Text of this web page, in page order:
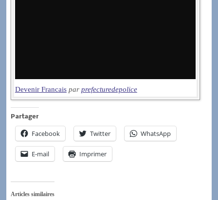
Devenir Francais par prefecturedepolice
Partager
Facebook Twitter WhatsApp
E-mail Imprimer
Articles similaires